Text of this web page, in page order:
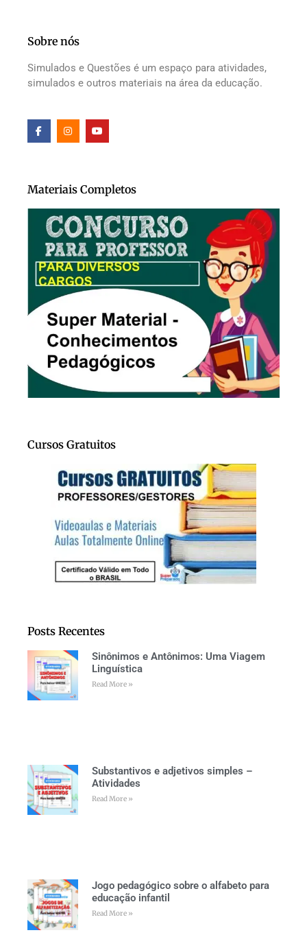
Sobre nós
Simulados e Questões é um espaço para atividades,
simulados e outros materiais na área da educação.
Materiais Completos
Cursos Gratuitos
Posts Recentes
Sinônimos e Antônimos: Uma Viagem
Linguística
Read More »
Substantivos e adjetivos simples –
Atividades
Read More »
Jogo pedagógico sobre o alfabeto para
educação infantil
Read More »